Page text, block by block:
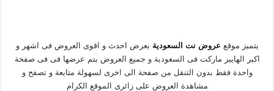
يتميز موقع عروض نت السعوديةبعرض احدث و اقوى العروض فى اشهر و
اكبر الهايبر ماركت فى السعودية و جميع العروض يتم عرضها فى فى صفحة
واحدة فقط بدون التنقل من صفحة الى اخرى لسهولة متابعة و تصفح و
مشاهدة العروض على زائرى الموقع الكرام